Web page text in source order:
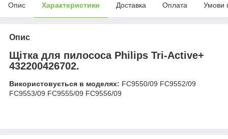
Опис Характеристики Доставка Оплата Умови
Опис
Щітка для пилососа Philips Tri-Active+
432200426702.
Використовується в моделях: FC9550/09 FC9552/09
FC9553/09 FC9555/09 FC9556/09